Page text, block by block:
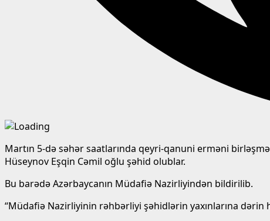
Martın 5-də səhər saatlarında qeyri-qanuni erməni
Hüseynov Eşqin Cəmil oğlu şəhid olublar.
Bu barədə Azərbaycanın Müdafiə Nazirliyindən bildirilib.
“Müdafiə Nazirliyinin rəhbərliyi şəhidlərin yaxınlarına dərin